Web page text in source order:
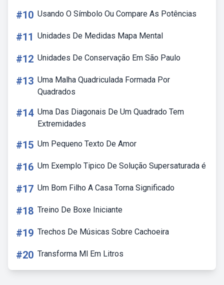
#10 Usando O Símbolo Ou Compare As Potências
#11 Unidades De Medidas Mapa Mental
#12 Unidades De Conservação Em São Paulo
#13 Uma Malha Quadriculada Formada Por
Quadrados
#14 Uma Das Diagonais De Um Quadrado Tem
Extremidades
#15 Um Pequeno Texto De Amor
#16 Um Exemplo Tipico De Solução Supersaturada é
#17 Um Bom Filho A Casa Torna Significado
#18 Treino De Boxe Iniciante
#19 Trechos De Músicas Sobre Cachoeira
#20 Transforma Ml Em Litros